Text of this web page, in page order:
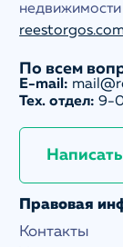
недвижимости
По всем
E-mail:
Тех. отдел: 9-
Правовая
Контакты